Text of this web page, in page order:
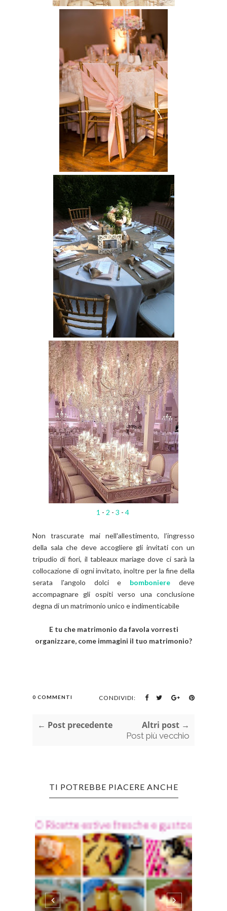
1 - 2 - 3 - 4
Non trascurate mai nell'allestimento, l’ingresso
della sala che deve accogliere gli invitati con un
tripudio di fiori, il tableaux mariage dove ci sarà la
collocazione di ogni invitato, inoltre per la fine della
serata l'angolo dolci e bombonieredeve
accompagnare gli ospiti verso una conclusione
degna di un matrimonio unico e indimenticabile
E tu che matrimonio da favola vorresti
organizzare, come immagini il tuo matrimonio?
0 COMMENTI CONDIVIDI:
← Post precedente Altri post →
Post più vecchio
TI POTREBBE PIACERE ANCHE